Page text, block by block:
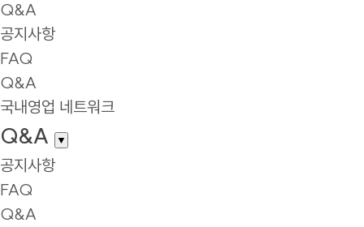
Q&A
공지사항
FAQ
Q&A
국내영업 네트워크
Q&A ▼
공지사항
FAQ
Q&A